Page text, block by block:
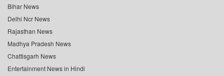
Bihar News
Delhi Ncr News
Rajasthan News
Madhya Pradesh News
Chattisgarh News
Entertainment News in Hindi